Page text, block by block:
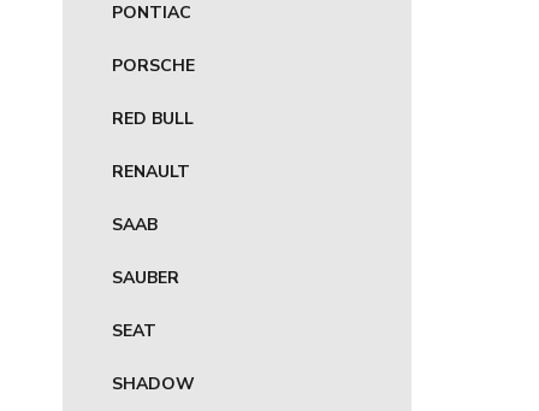
PONTIAC
PORSCHE
RED BULL
RENAULT
SAAB
SAUBER
SEAT
SHADOW